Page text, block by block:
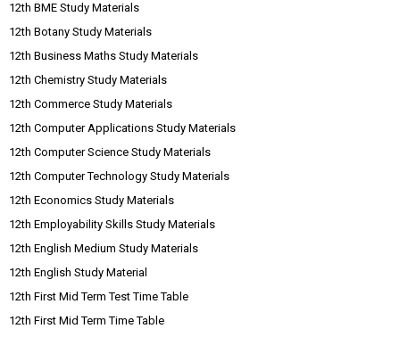
12th BME Study Materials
12th Botany Study Materials
12th Business Maths Study Materials
12th Chemistry Study Materials
12th Commerce Study Materials
12th Computer Applications Study Materials
12th Computer Science Study Materials
12th Computer Technology Study Materials
12th Economics Study Materials
12th Employability Skills Study Materials
12th English Medium Study Materials
12th English Study Material
12th First Mid Term Test Time Table
12th First Mid Term Time Table